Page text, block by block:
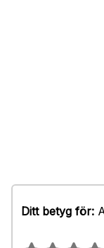
Ditt betyg för: